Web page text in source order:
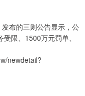
布的三则公告显示，公
限、1500万元罚单、
newdetail?